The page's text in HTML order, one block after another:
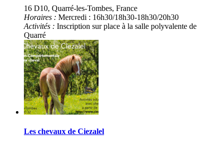
16 D10, Quarré-les-Tombes, France
Horaires : Mercredi : 16h30/18h30-18h30/20h30
Activités : Inscription sur place à la salle polyvalente de
Quarré
Les chevaux de Ciezalel